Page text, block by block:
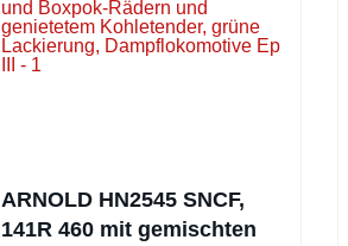
ARNOLD HN2545 SNCF,
141R 460 mit gemischten